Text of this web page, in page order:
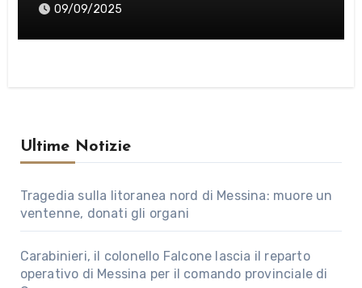
09/09/2025
Ultime Notizie
Tragedia sulla litoranea nord di Messina: muore un
ventenne, donati gli organi
Carabinieri, il colonello Falcone lascia il reparto
operativo di Messina per il comando provinciale di